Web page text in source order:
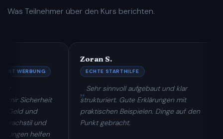
Was Teilnehmer über den Kurs berichten.
und
helfen
Zoran S.
ECHTE STARTHILFE
Sehr sinnvoll aufgebaut und klar
strukturiert. Gute Erklärungen mit
praktischen Beispielen. Dinge auf den
Punkt gebracht.